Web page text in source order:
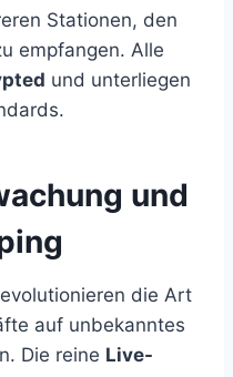
Stationen, den
empfangen. Alle
und unterliegen
und
die Art
auf unbekanntes
Die reine Live-